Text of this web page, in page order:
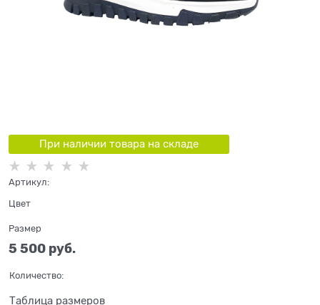
При наличии товара на складе
Артикул:
Цвет
Размер
5 500 руб.
Количество:
Таблица размеров